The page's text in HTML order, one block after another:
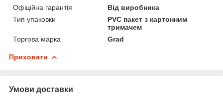
Офіційна гарантія
Від виробника
Тип упаковки
PVC пакет з картонним
тримачем
Торгова марка
Grad
Приховати
Умови доставки